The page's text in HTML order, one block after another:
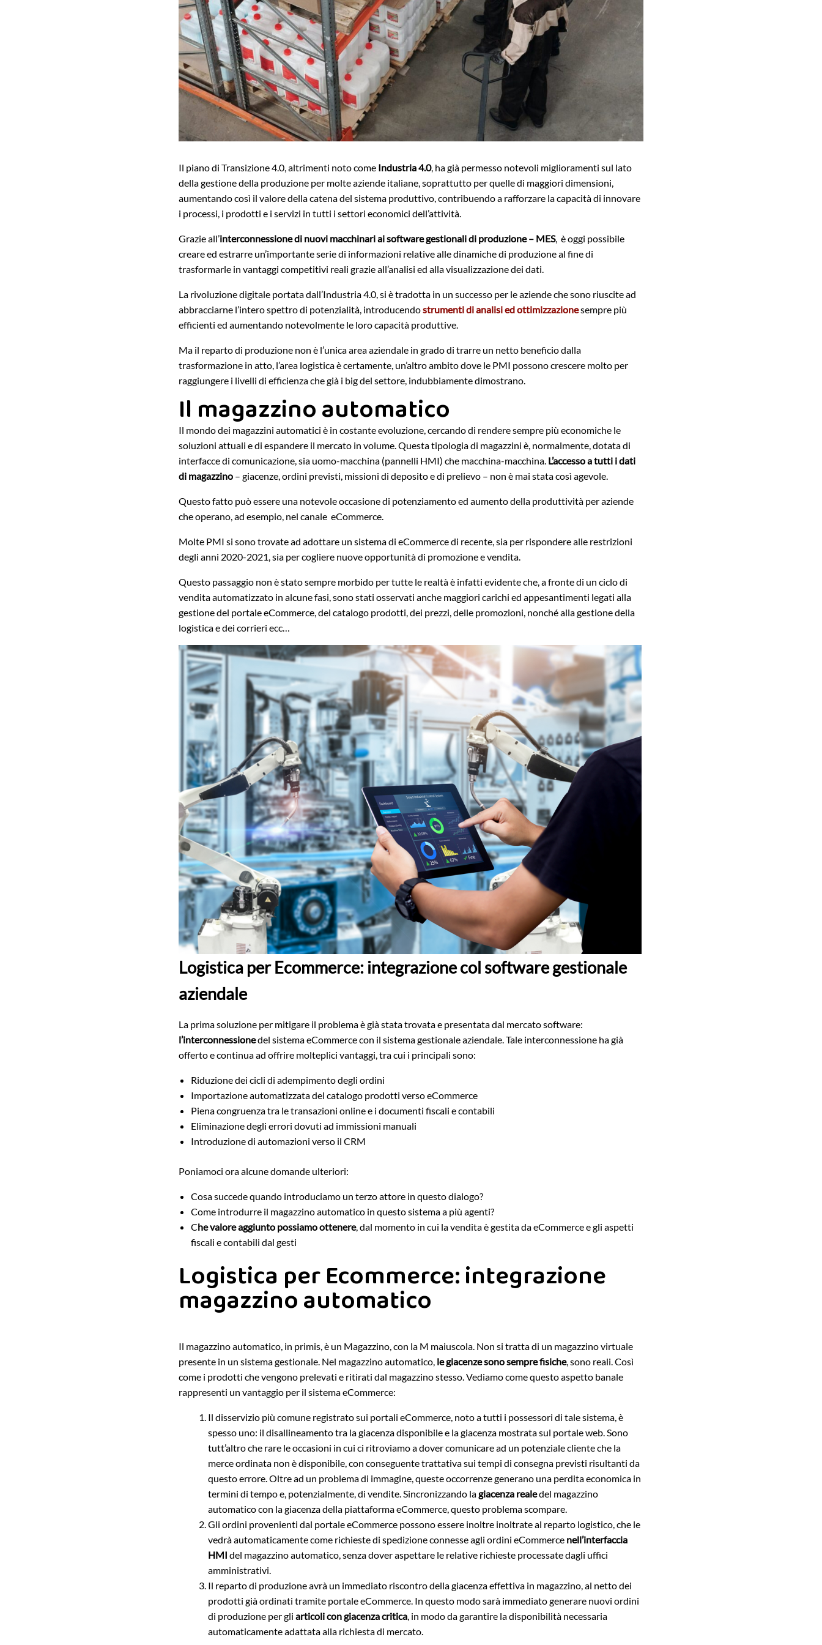
Il piano di Transizione 4.0, altrimenti noto come Industria 4.0, ha già permesso notevoli miglioramenti sul lato
della gestione della produzione per molte aziende italiane, soprattutto per quelle di maggiori dimensioni,
aumentando così il valore della catena del sistema produttivo, contribuendo a rafforzare la capacità di innovare
i processi, i prodotti e i servizi in tutti i settori economici dell’attività.
Grazie all’interconnessione di nuovi macchinari ai software gestionali di produzione – MES, è oggi possibile
creare ed estrarre un’importante serie di informazioni relative alle dinamiche di produzione al fine di
trasformarle in vantaggi competitivi reali grazie all’analisi ed alla visualizzazione dei dati.
La rivoluzione digitale portata dall’Industria 4.0, si è tradotta in un successo per le aziende che sono riuscite ad
abbracciarne l’intero spettro di potenzialità, introducendostrumenti di analisi ed ottimizzazionesempre più
efficienti ed aumentando notevolmente le loro capacità produttive.
Ma il reparto di produzione non è l’unica area aziendale in grado di trarre un netto beneficio dalla
trasformazione in atto, l’area logistica è certamente, un’altro ambito dove le PMI possono crescere molto per
raggiungere i livelli di efficienza che già i big del settore, indubbiamente dimostrano.
Il magazzino automatico
Il mondo dei magazzini automatici è in costante evoluzione, cercando di rendere sempre più economiche le
soluzioni attuali e di espandere il mercato in volume. Questa tipologia di magazzini è, normalmente, dotata di
interfacce di comunicazione, sia uomo-macchina (pannelli HMI) che macchina-macchina. L’accesso a tutti i dati
di magazzino – giacenze, ordini previsti, missioni di deposito e di prelievo – non è mai stata così agevole.
Questo fatto può essere una notevole occasione di potenziamento ed aumento della produttività per aziende
che operano, ad esempio, nel canale eCommerce.
Molte PMI si sono trovate ad adottare un sistema di eCommerce di recente, sia per rispondere alle restrizioni
degli anni 2020-2021, sia per cogliere nuove opportunità di promozione e vendita.
Questo passaggio non è stato sempre morbido per tutte le realtà è infatti evidente che, a fronte di un ciclo di
vendita automatizzato in alcune fasi, sono stati osservati anche maggiori carichi ed appesantimenti legati alla
gestione del portale eCommerce, del catalogo prodotti, dei prezzi, delle promozioni, nonché alla gestione della
logistica e dei corrieri ecc…
Logistica per Ecommerce: integrazione col software gestionale
aziendale
La prima soluzione per mitigare il problema è già stata trovata e presentata dal mercato software:
l’interconnessionedel sistema eCommerce con il sistema gestionale aziendale. Tale interconnessione ha già
offerto e continua ad offrire molteplici vantaggi, tra cui i principali sono:
Riduzione dei cicli di adempimento degli ordini
Importazione automatizzata del catalogo prodotti verso eCommerce
Piena congruenza tra le transazioni online e i documenti fiscali e contabili
Eliminazione degli errori dovuti ad immissioni manuali
Introduzione di automazioni verso il CRM
Poniamoci ora alcune domande ulteriori:
Cosa succede quando introduciamo un terzo attore in questo dialogo?
Come introdurre il magazzino automatico in questo sistema a più agenti?
Che valore aggiunto possiamo ottenere, dal momento in cui la vendita è gestita da eCommerce e gli aspetti
fiscali e contabili dal gesti
Logistica per Ecommerce: integrazione
magazzino automatico
Il magazzino automatico, in primis, è un Magazzino, con la M maiuscola. Non si tratta di un magazzino virtuale
presente in un sistema gestionale. Nel magazzino automatico, le giacenze sono sempre fisiche, sono reali. Così
come i prodotti che vengono prelevati e ritirati dal magazzino stesso. Vediamo come questo aspetto banale
rappresenti un vantaggio per il sistema eCommerce:
Il disservizio più comune registrato sui portali eCommerce, noto a tutti i possessori di tale sistema, è
spesso uno: il disallineamento tra la giacenza disponibile e la giacenza mostrata sul portale web. Sono
tutt’altro che rare le occasioni in cui ci ritroviamo a dover comunicare ad un potenziale cliente che la
merce ordinata non è disponibile, con conseguente trattativa sui tempi di consegna previsti risultanti da
questo errore. Oltre ad un problema di immagine, queste occorrenze generano una perdita economica in
termini di tempo e, potenzialmente, di vendite. Sincronizzando lagiacenza realedel magazzino
automatico con la giacenza della piattaforma eCommerce, questo problema scompare.
Gli ordini provenienti dal portale eCommerce possono essere inoltre inoltrate al reparto logistico, che le
vedrà automaticamente come richieste di spedizione connesse agli ordini eCommerce nell’interfaccia
HMI del magazzino automatico, senza dover aspettare le relative richieste processate dagli uffici
amministrativi.
Il reparto di produzione avrà un immediato riscontro della giacenza effettiva in magazzino, al netto dei
prodotti già ordinati tramite portale eCommerce. In questo modo sarà immediato generare nuovi ordini
di produzione per gli articoli con giacenza critica, in modo da garantire la disponibilità necessaria
automaticamente adattata alla richiesta di mercato.